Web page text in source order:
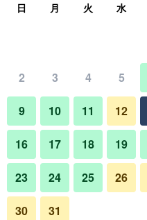
1泊あたりの宿泊料金の最安値
1泊あたり合計
¥3,397
¥3,537
日 月 火 水
2 3 4 5
9 10 11 12
16 17 18 19
23 24 25 26
30 31